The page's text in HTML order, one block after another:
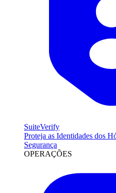
SuiteVerify
Proteja as Identidades dos
Segurança
OPERAÇÕES